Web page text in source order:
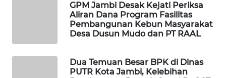
GPM Jambi Desak Kejati Periksa
Aliran Dana Program Fasilitas
Pembangunan Kebun Masyarakat
Desa Dusun Mudo dan PT RAAL
Dua Temuan Besar BPK di Dinas
PUTR Kota Jambi, Kelebihan
ADVOKAT